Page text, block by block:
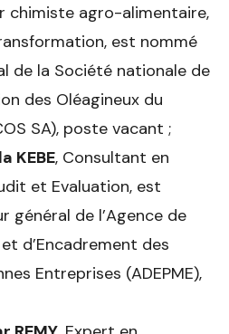
chimiste agro-alimentaire,
est nommé
de la Société nationale de
des Oléagineux du
SA), poste vacant ;
KEBE, Consultant en
et Evaluation, est
général de l’Agence de
d’Encadrement des
Entreprises (ADEPME),